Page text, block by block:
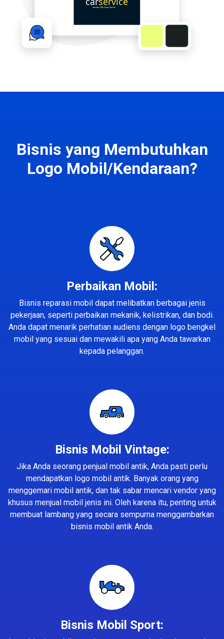
Bisnis yang Membutuhkan
Logo Mobil/Kendaraan?
Perbaikan Mobil:
Bisnis reparasi mobil dapat melibatkan berbagai jenis
pekerjaan, seperti perbaikan mekanik, kelistrikan, dan bodi.
Anda dapat menarik perhatian audiens dengan logo bengkel
mobil yang sesuai dan mewakili apa yang Anda tawarkan
kepada pelanggan.
Bisnis Mobil Vintage:
Jika Anda seorang penjual mobil antik, Anda pasti perlu
mendapatkan logo mobil antik. Banyak orang yang
menggemari mobil antik, dan tak sabar mencari vendor yang
khusus menjual mobil jenis ini. Oleh karena itu, penting untuk
membuat lambang yang secara sempurna menggambarkan
bisnis mobil antik Anda.
Bisnis Mobil Sport: